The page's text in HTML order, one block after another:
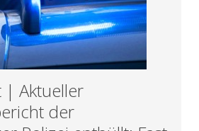
| Aktueller
der